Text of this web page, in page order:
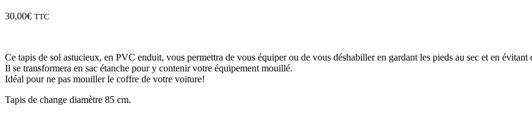
30,00€ TTC
Ce tapis de sol astucieux, en PVC enduit, vous permettra de vous équiper ou de vous déshabiller en gardant les pieds au sec et en
Il se transformera en sac étanche pour y contenir votre équipement mouillé.
Idéal pour ne pas mouiller le coffre de votre voiture!
Tapis de change diamètre 85 cm.